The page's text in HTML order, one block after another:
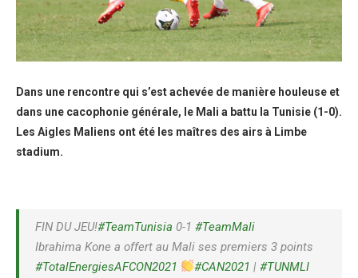
Dans une rencontre qui s’est achevée de manière houleuse et
dans une cacophonie générale, le Mali a battu la Tunisie (1-0).
Les Aigles Maliens ont été les maîtres des airs à Limbe
stadium.
FIN DU JEU!#TeamTunisia 0-1 #TeamMali
Ibrahima Kone a offert au Mali ses premiers 3 points
#TotalEnergiesAFCON2021
#CAN2021 |#TUNMLI